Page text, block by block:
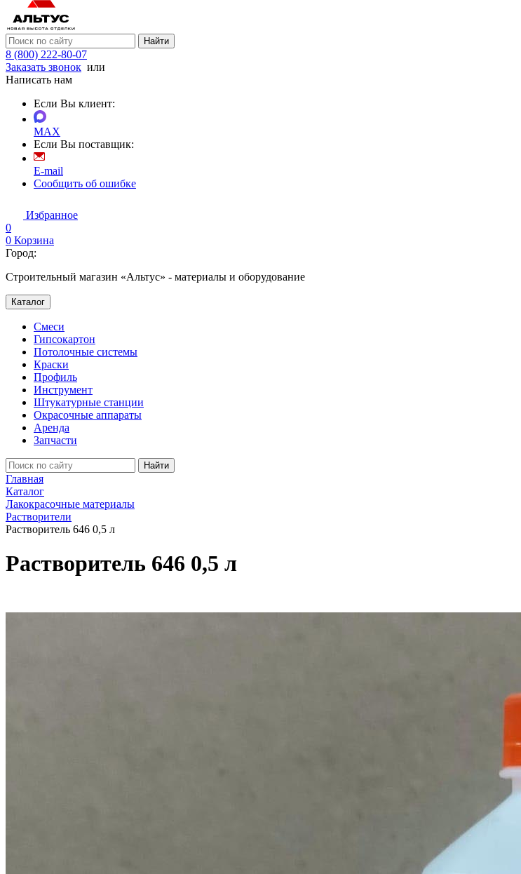
Найти
8 (800) 222-80-07
Заказать звонок или
Написать нам
Если Вы клиент:
MAX
Если Вы поставщик:
E-mail
Сообщить об ошибке
Избранное
0
0 Корзина
Город:
Строительный магазин «Альтус» - материалы и оборудование
Каталог
Смеси
Гипсокартон
Потолочные системы
Краски
Профиль
Инструмент
Штукатурные станции
Окрасочные аппараты
Аренда
Запчасти
Найти
Главная
Каталог
Лакокрасочные материалы
Растворители
Растворитель 646 0,5 л
Растворитель 646 0,5 л